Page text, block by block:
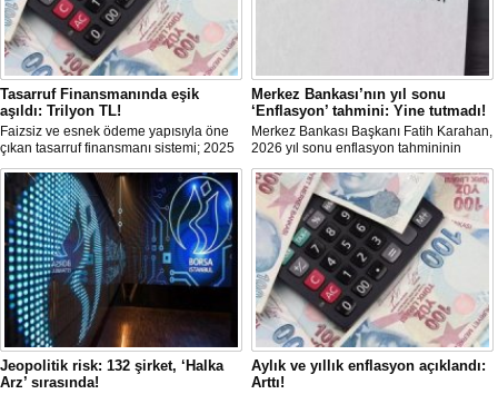
Tasarruf Finansmanında eşik
aşıldı: Trilyon TL!
Faizsiz ve esnek ödeme yapısıyla öne
çıkan tasarruf finansmanı sistemi; 2025
itibariyle trilyon TL’yi aşan işlem
hacmine ulaşarak ana akım bir finansal
modele dönüştü. Dar ve orta gelirli
kesime; ev ve araç sahibi olma yolunda
güçlü bir alternatif sunuyor.
Merkez Bankası’nın yıl sonu
‘Enflasyon’ tahmini: Yine tutmadı!
Merkez Bankası Başkanı Fatih Karahan,
2026 yıl sonu enflasyon tahmininin
yüzde 16'dan yüzde 24'e yükseltildiğini
bildirdi. Karahan ayrıca birçok
ekonomide büyüme öngörülerinin aşağı
yönde güncellendiğinin görüldüğünü
söyledi.
Jeopolitik risk: 132 şirket, ‘Halka
Arz’ sırasında!
Aylık ve yıllık enflasyon açıklandı:
Arttı!